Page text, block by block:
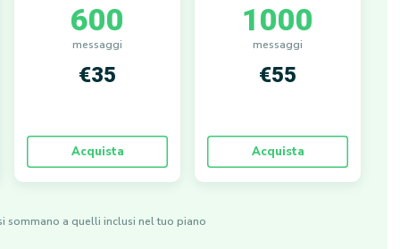
600
messaggi
€35
Acquista
1000
messaggi
€55
Acquista
sommano a quelli inclusi nel tuo piano